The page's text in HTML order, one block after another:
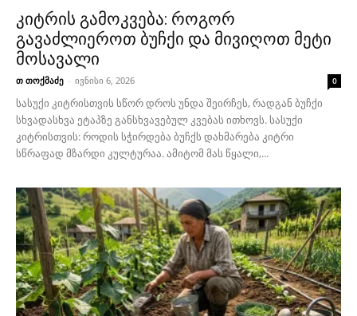
კიტრის გამოკვება: როგორ
გავაძლიეროთ ბუჩქი და მივიღოთ მეტი
მოსავალი
თ თოქმაძე - ივნისი 6, 2026 0
სასუქი კიტრისთვის სწორ დროს უნდა შეირჩეს, რადგან ბუჩქი
სხვადასხვა ეტაპზე განსხვავებულ კვებას ითხოვს. სასუქი
კიტრისთვის: როდის სჭირდება ბუჩქს დახმარება კიტრი
სწრაფად მზარდი კულტურაა. ამიტომ მას წყალი,...